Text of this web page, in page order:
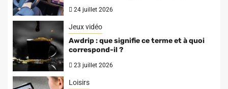
24 juillet 2026
Jeux vidéo
Awdrip : que signifie ce terme et à quoi
correspond-il ?
23 juillet 2026
Loisirs